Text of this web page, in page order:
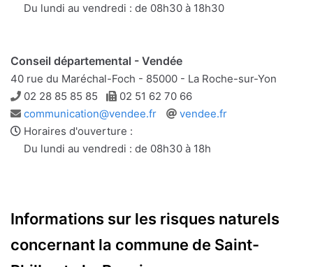
mail
Du lundi au vendredi : de 08h30 à 18h30
Conseil départemental - Vendée
40 rue du Maréchal-Foch - 85000 - La Roche-sur-Yon
Téléphone
02 28 85 85 85 Télécopie
02 51 62 70 66
Adresse
e-
mail
communication@vendee.fr
Site
vendee.fr
Horaires d'ouverture :
Du lundi au vendredi : de 08h30 à 18h
Informations sur les risques naturels
concernant la commune de Saint-